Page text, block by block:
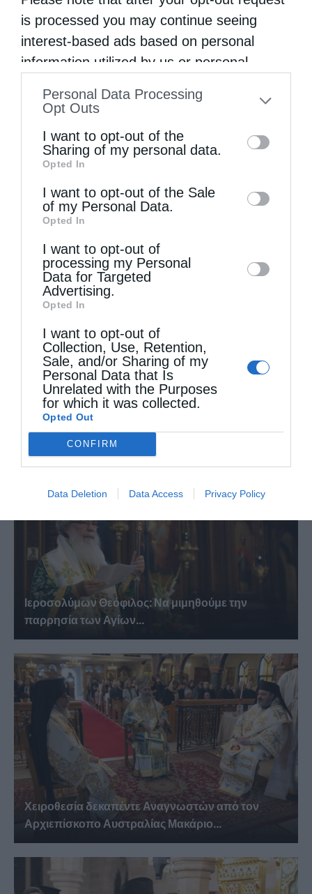
is processed you may continue seeing
interest-based ads based on personal
information utilized by us or personal
to your opt-out. You may separately opt-out
information by third parties on the IAB’s list
of downstream participants. This
information may also be disclosed by us to
third parties on theIAB’s List of
Downstream Participants
disclose it to other third parties.
Personal Data Processing
Opt Outs
I want to opt-out of the
Sharing of my personal data.
Opted In
I want to opt-out of the Sale
of my Personal Data.
Opted In
I want to opt-out of
processing my Personal
Data for Targeted
Advertising.
Opted In
I want to opt-out of
Collection, Use, Retention,
Sale, and/or Sharing of my
Personal Data that Is
Unrelated with the Purposes
for which it was collected.
Opted Out
CONFIRM
Data Deletion Data Access Privacy Policy
βλέπουμε...
Χειροτονία Διακόνου από τον Αρχιεπίσκοπο
Αυστραλίας στην Ιερά...
Αυστραλίας Μακάριος: «Ο Χριστός έδειξε τη
λαμπρότητα της...
Ιεροσολύμων Θεόφιλος: Να μιμηθούμε την
παρρησία των Αγίων...
Χειροθεσία δεκαπέντε Αναγνωστών από τον
Αρχιεπίσκοπο Αυστραλίας Μακάριο...